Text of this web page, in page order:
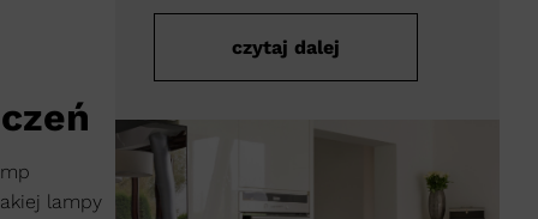
lampy
czytaj dalej